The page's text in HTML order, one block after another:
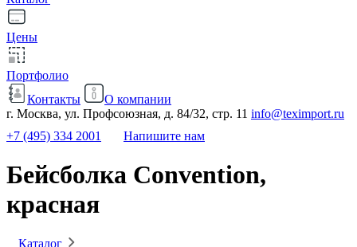
Цены
Портфолио
Контакты
О компании
г. Москва, ул. Профсоюзная, д. 84/32, стр. 11 info@teximport.ru
+7 (495) 334 2001
Напишите нам
Бейсболка Convention,
красная
Каталог